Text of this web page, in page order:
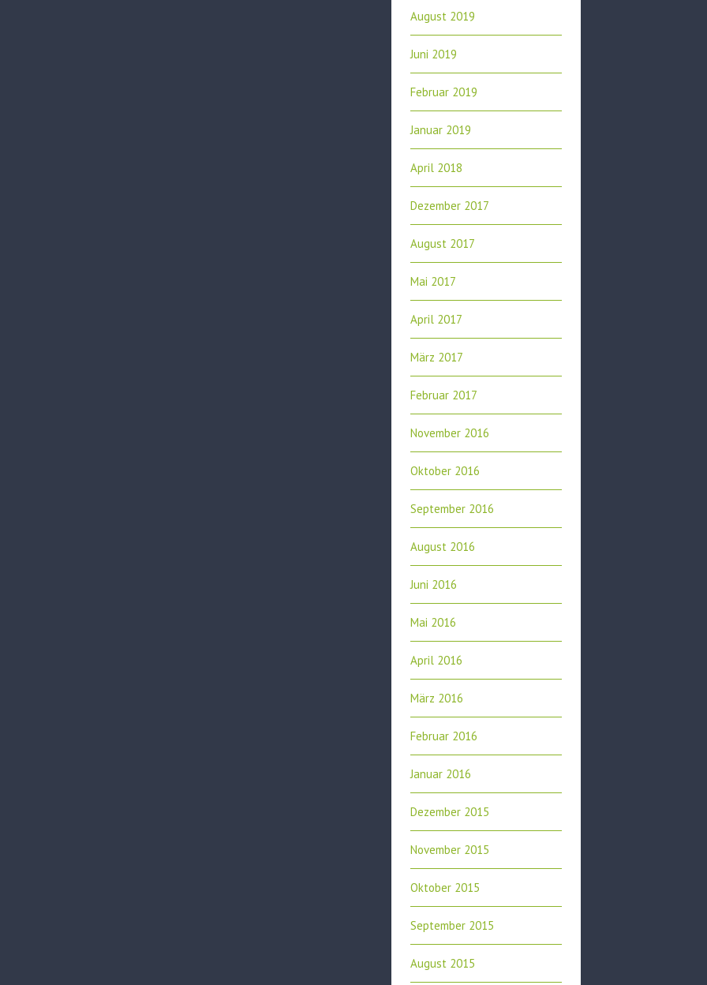
August 2019
Juni 2019
Februar 2019
Januar 2019
April 2018
Dezember 2017
August 2017
Mai 2017
April 2017
März 2017
Februar 2017
November 2016
Oktober 2016
September 2016
August 2016
Juni 2016
Mai 2016
April 2016
März 2016
Februar 2016
Januar 2016
Dezember 2015
November 2015
Oktober 2015
September 2015
August 2015